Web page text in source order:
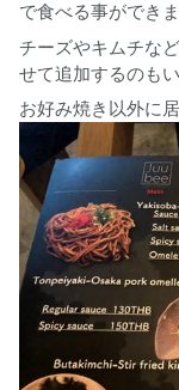
で食べる事ができま
チーズやキムチな
せて追加するのもい
お好み焼き以外に